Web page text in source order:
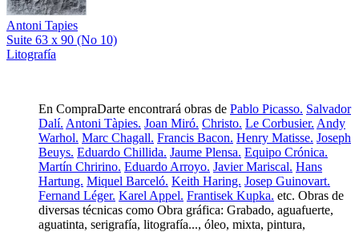
Antoni Tapies
Suite 63 x 90 (No 10)
Litografía
En CompraDarte encontrará obras de Pablo Picasso. Salvador
Dalí. Antoni Tàpies. Joan Miró. Christo. Le Corbusier. Andy
Warhol. Marc Chagall. Francis Bacon. Henry Matisse. Joseph
Beuys. Eduardo Chillida. Jaume Plensa. Equipo Crónica.
Martín Chririno. Eduardo Arroyo. Javier Mariscal. Hans
Hartung. Miquel Barceló. Keith Haring. Josep Guinovart.
Fernand Léger. Karel Appel. Frantisek Kupka. etc. Obras de
diversas técnicas como Obra gráfica: Grabado, aguafuerte,
aguatinta, serigrafía, litografía..., óleo, mixta, pintura,